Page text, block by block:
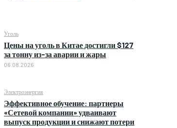
Уголь
Цены на уголь в Китае достигли $127
за тонну из-за аварии и жары
06.08.2026
Электроэнергия
Эффективное обучение: партнеры
«Сетевой компании» удваивают
выпуск продукции и снижают потери